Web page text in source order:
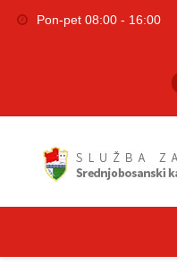
Pon-pet 08:00 - 16:00